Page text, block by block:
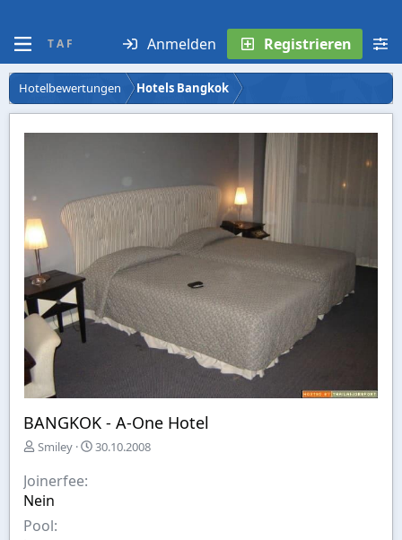
T A F Anmelden Registrieren
Hotelbewertungen Hotels Bangkok
BANGKOK - A-One Hotel
E
s
t
e
l
Smiley
A
30.10.2008
Joinerfee
Nein
Pool